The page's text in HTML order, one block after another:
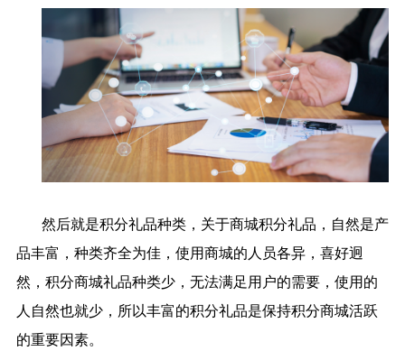
然后就是积分礼品种类，关于商城积分礼品，自然是产
品丰富，种类齐全为佳，使用商城的人员各异，喜好迥
然，积分商城礼品种类少，无法满足用户的需要，使用的
人自然也就少，所以丰富的积分礼品是保持积分商城活跃
的重要因素。